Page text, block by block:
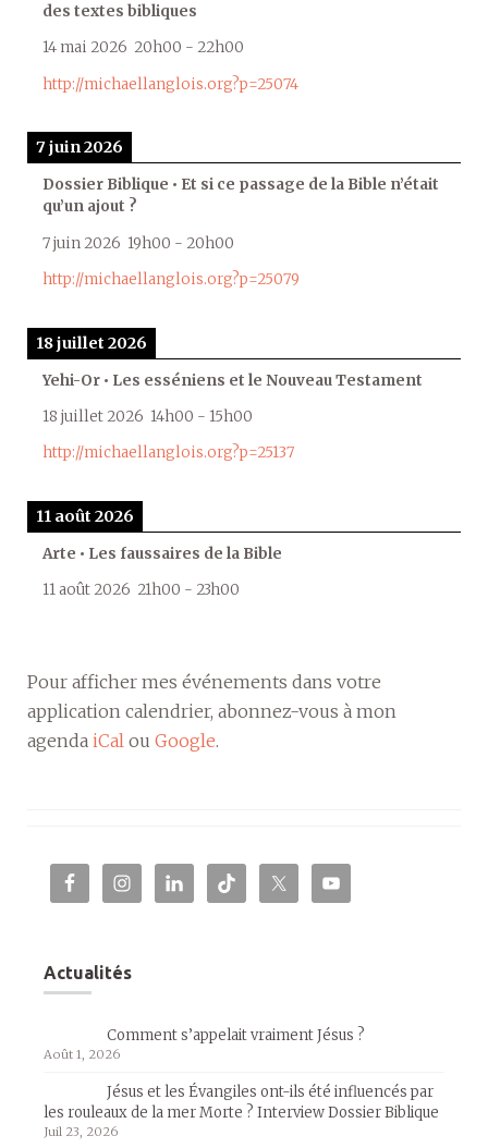
des textes bibliques
14 mai 2026 20h00 - 22h00
http://michaellanglois.org?p=25074
7 juin 2026
Dossier Biblique • Et si ce passage de la Bible n’était
qu’un ajout ?
7 juin 2026 19h00 - 20h00
http://michaellanglois.org?p=25079
18 juillet 2026
Yehi-Or • Les esséniens et le Nouveau Testament
18 juillet 2026 14h00 - 15h00
http://michaellanglois.org?p=25137
11 août 2026
Arte • Les faussaires de la Bible
11 août 2026 21h00 - 23h00
Pour afficher mes événements dans votre
application calendrier, abonnez-vous à mon
agenda iCal ou Google.
Actualités
Comment s’appelait vraiment Jésus ?
Août 1, 2026
Jésus et les Évangiles ont-ils été influencés par
les rouleaux de la mer Morte ? Interview Dossier Biblique
Juil 23, 2026